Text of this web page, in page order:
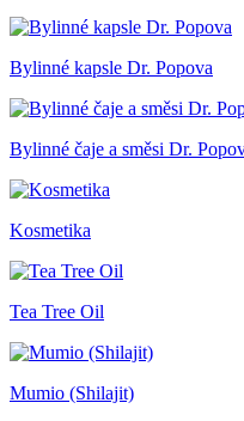
Bylinné kapsle Dr. Popova
Bylinné čaje a směsi Dr.
Kosmetika
Tea Tree Oil
Mumio (Shilajit)